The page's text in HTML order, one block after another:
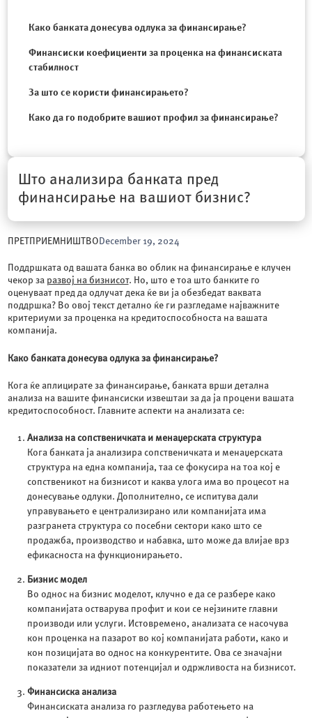
Како банката донесува одлука за финансирање?
Финансиски коефициенти за проценка на финансиската
стабилност
За што се користи финансирањето?
Како да го подобрите вашиот профил за финансирање?
Што анализира банката пред
финансирање на вашиот бизнис?
ПРЕТПРИЕМНИШТВО December 19, 2024
Поддршката од вашата банка во облик на финансирање е клучен
чекор за развој на бизнисот. Но, што е тоа што банките го
оценуваат пред да одлучат дека ќе ви ја обезбедат ваквата
поддршка? Во овој текст детално ќе ги разгледаме најважните
критериуми за проценка на кредитоспособноста на вашата
компанија.
Како банката донесува одлука за финансирање?
Кога ќе аплицирате за финансирање, банката врши детална
анализа на вашите финансиски извештаи за да ја процени вашата
кредитоспособност. Главните аспекти на анализата се:
Анализа на сопственичката и менаџерската структура
Кога банката ја анализира сопственичката и менаџерската
структура на една компанија, таа се фокусира на тоа кој е
сопственикот на бизнисот и каква улога има во процесот на
донесување одлуки. Дополнително, се испитува дали
управувањето е централизирано или компанијата има
разгранета структура со посебни сектори како што се
продажба, производство и набавка, што може да влијае врз
ефикасноста на функционирањето.
Бизнис модел
Во однос на бизнис моделот, клучно е да се разбере како
компанијата остварува профит и кои се нејзините главни
производи или услуги. Истовремено, анализата се насочува
кон проценка на пазарот во кој компанијата работи, како и
кон позицијата во однос на конкурентите. Ова се значајни
показатели за идниот потенцијал и одржливоста на бизнисот.
Финансиска анализа
Финансиската анализа го разгледува работењето на